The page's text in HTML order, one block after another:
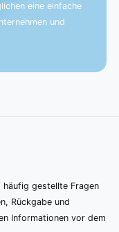
eine einfache
und
häufig gestellte Fragen
Rückgabe und
Informationen vor dem